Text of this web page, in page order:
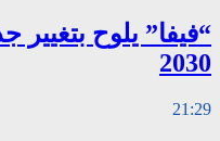
“فيفا” يلوح
2030
21:29